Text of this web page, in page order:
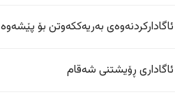
ئاگادارکردنەوەی بەریەککەوتن بۆ پێشەوە
ئاگاداری ڕۆیشتنی شەقام